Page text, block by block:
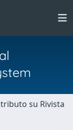
su Rivista